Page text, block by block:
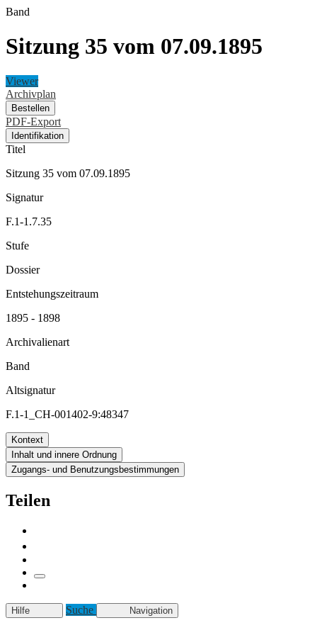
Band
Sitzung 35 vom 07.09.1895
Viewer
Archivplan
Bestellen
PDF-Export
Identifikation
Titel
Sitzung 35 vom 07.09.1895
Signatur
F.1-1.7.35
Stufe
Dossier
Entstehungszeitraum
1895 - 1898
Archivalienart
Band
Altsignatur
F.1-1_CH-001402-9:48347
Kontext
Inhalt und innere Ordnung
Zugangs- und Benutzungsbestimmungen
Teilen
Hilfe Suche Navigation